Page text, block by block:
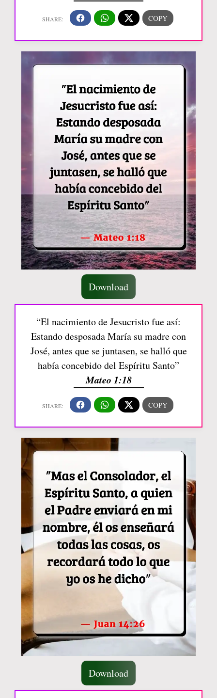
Download
“El nacimiento de Jesucristo fue así:
Estando desposada María su madre con
José, antes que se juntasen, se halló que
había concebido del Espíritu Santo”
Mateo 1:18
Download